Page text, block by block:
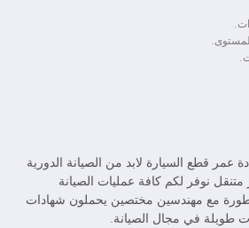
عمر قطع السيارة لابد من الصيانة الدورية
نوفر لكم كافة عمليات الصيانة
مع مهندسين مختصين يحملون شهادات
طويلة في مجال الصيانة.